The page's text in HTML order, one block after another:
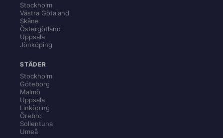
Stockholm
Västra Götaland
Skåne
Östergötland
Uppsala
Jönköping
STÄDER
Stockholm
Göteborg
Malmö
Uppsala
Linköping
Örebro
Sollentuna
Umeå